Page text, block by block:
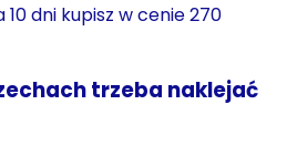
dni kupisz w cenie 270
trzeba naklejać